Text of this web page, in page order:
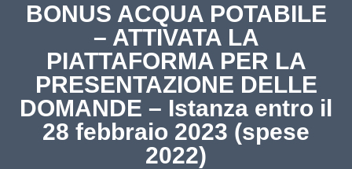
BONUS ACQUA POTABILE
– ATTIVATA LA
PIATTAFORMA PER LA
PRESENTAZIONE DELLE
DOMANDE – Istanza entro il
28 febbraio 2023 (spese
2022)